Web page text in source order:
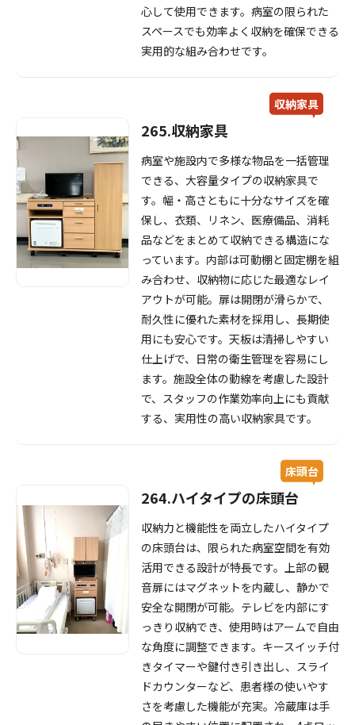
心して使用できます。病室の限られた
スペースでも効率よく収納を確保できる
実用的な組み合わせです。
収納家具
265.収納家具
病室や施設内で多様な物品を一括管理
できる、大容量タイプの収納家具で
す。幅・高さともに十分なサイズを確
保し、衣類、リネン、医療備品、消耗
品などをまとめて収納できる構造にな
っています。内部は可動棚と固定棚を組
み合わせ、収納物に応じた最適なレイ
アウトが可能。扉は開閉が滑らかで、
耐久性に優れた素材を採用し、長期使
用にも安心です。天板は清掃しやすい
仕上げで、日常の衛生管理を容易にし
ます。施設全体の動線を考慮した設計
で、スタッフの作業効率向上にも貢献
する、実用性の高い収納家具です。
床頭台
264.ハイタイプの床頭台
収納力と機能性を両立したハイタイプ
の床頭台は、限られた病室空間を有効
活用できる設計が特長です。上部の観
音扉にはマグネットを内蔵し、静かで
安全な開閉が可能。テレビを内部にす
っきり収納でき、使用時はアームで自由
な角度に調整できます。キースイッチ付
きタイマーや鍵付き引き出し、スライ
ドカウンターなど、患者様の使いやす
さを考慮した機能が充実。冷蔵庫は手